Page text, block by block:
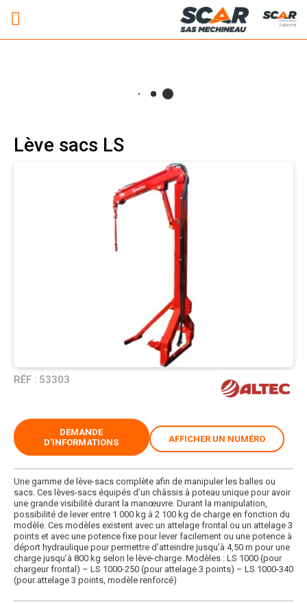
Adhérent
Lève sacs LS
RÉF : 53303
Une gamme de lève-sacs complète afin de manipuler les balles ou
sacs. Ces lèves-sacs équipés d’un châssis à poteau unique pour avoir
une grande visibilité durant la manœuvre. Durant la manipulation,
possibilité de lever entre 1 000 kg à 2 100 kg de charge en fonction du
modèle. Ces modèles existent avec un attelage frontal ou un attelage 3
points et avec une potence fixe pour lever facilement ou une potence à
déport hydraulique pour permettre d’atteindre jusqu’à 4,50 m pour une
charge jusqu’à 800 kg selon le lève-charge. Modèles : LS 1000 (pour
chargeur frontal) – LS 1000-250 (pour attelage 3 points) – LS 1000-340
(pour attelage 3 points, modèle renforcé)
DEMANDE
D'INFORMATIONS
AFFICHER UN NUMÉRO